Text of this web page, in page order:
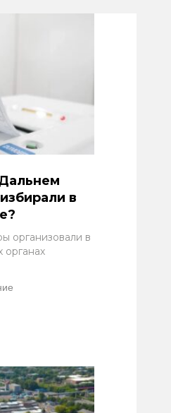
в
организовали в
органах